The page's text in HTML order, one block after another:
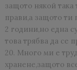
защото някой така
прави,а защото ти
2 години,но една
това трябва да се
20. Много ми е
хранене,защото